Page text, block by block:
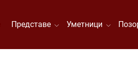
Представе Уметници